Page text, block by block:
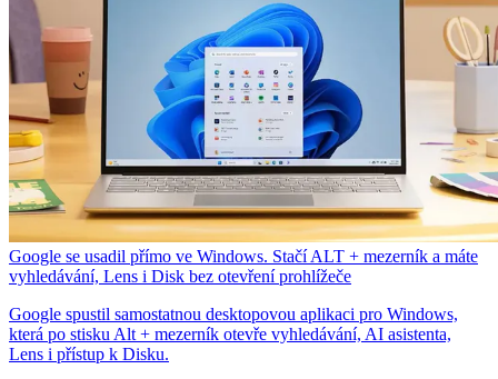
Google se usadil přímo ve Windows. Stačí ALT + mezerník a máte
vyhledávání, Lens i Disk bez otevření prohlížeče
Google spustil samostatnou desktopovou aplikaci pro Windows,
která po stisku Alt + mezerník otevře vyhledávání, AI asistenta,
Lens i přístup k Disku.